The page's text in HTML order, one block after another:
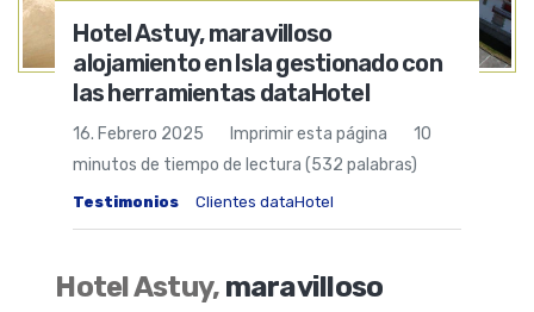
Hotel Astuy, maravilloso
alojamiento en Isla gestionado con
las herramientas dataHotel
16. Febrero 2025 Imprimir esta página
10
minutos de tiempo de lectura (532 palabras)
Testimonios Clientes dataHotel
Hotel Astuy, maravilloso